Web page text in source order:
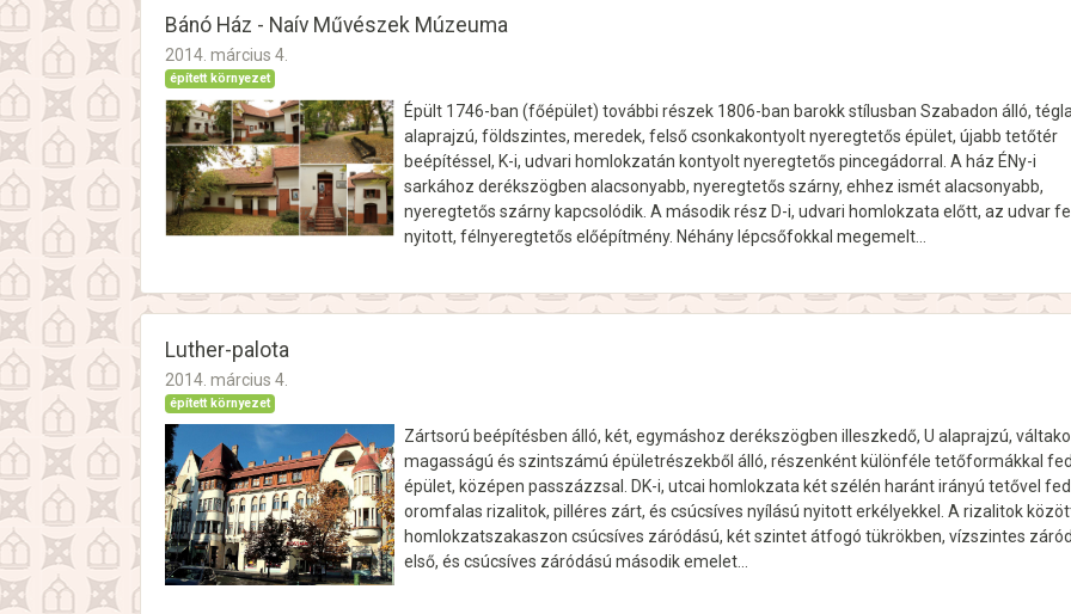
Bánó Ház - Naív Művészek Múzeuma
2014. március 4.
épített környezet
Épült 1746-ban (főépület) további részek 1806-ban barokk stílusban Szabadon álló,
alaprajzú, földszintes, meredek, felső csonkakontyolt nyeregtetős épület, újabb tetőtér
beépítéssel, K-i, udvari homlokzatán kontyolt nyeregtetős pincegádorral. A ház ÉNy-i
sarkához derékszögben alacsonyabb, nyeregtetős szárny, ehhez ismét alacsonyabb,
nyeregtetős szárny kapcsolódik. A második rész D-i, udvari homlokzata előtt, az udvar
nyitott, félnyeregtetős előépítmény. Néhány lépcsőfokkal megemelt…
Luther-palota
2014. március 4.
épített környezet
Zártsorú beépítésben álló, két, egymáshoz derékszögben illeszkedő, U alaprajzú,
magasságú és szintszámú épületrészekből álló, részenként különféle tetőformákkal
épület, középen passzázzsal. DK-i, utcai homlokzata két szélén haránt irányú tetővel
oromfalas rizalitok, pilléres zárt, és csúcsíves nyílású nyitott erkélyekkel. A rizalitok
homlokzatszakaszon csúcsíves záródású, két szintet átfogó tükrökben, vízszintes
első, és csúcsíves záródású második emelet…